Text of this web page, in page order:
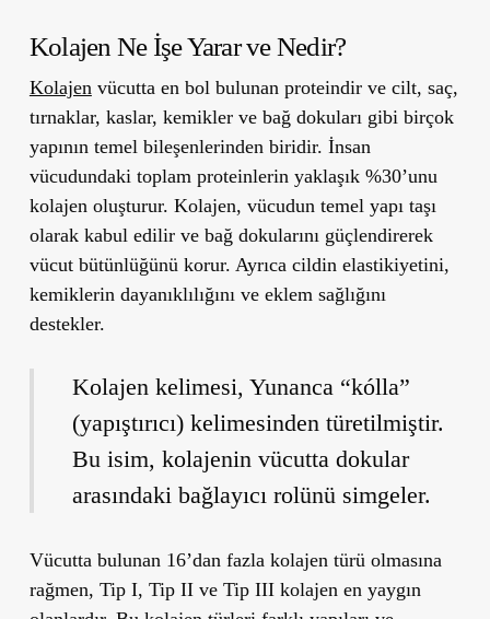
Kolajen Ne İşe Yarar ve Nedir?
Kolajen vücutta en bol bulunan proteindir ve cilt, saç,
tırnaklar, kaslar, kemikler ve bağ dokuları gibi birçok
yapının temel bileşenlerinden biridir. İnsan
vücudundaki toplam proteinlerin yaklaşık %30’unu
kolajen oluşturur. Kolajen, vücudun temel yapı taşı
olarak kabul edilir ve bağ dokularını güçlendirerek
vücut bütünlüğünü korur. Ayrıca cildin elastikiyetini,
kemiklerin dayanıklılığını ve eklem sağlığını
destekler.
Kolajen kelimesi, Yunanca “kólla”
(yapıştırıcı) kelimesinden türetilmiştir.
Bu isim, kolajenin vücutta dokular
arasındaki bağlayıcı rolünü simgeler.
Vücutta bulunan 16’dan fazla kolajen türü olmasına
rağmen, Tip I, Tip II ve Tip III kolajen en yaygın